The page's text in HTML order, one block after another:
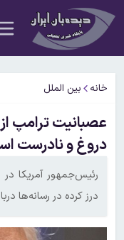
خانه بین الملل
عصبانیت ترامپ
دروغ و نادرست
رئیس‌جمهور آمریکا
درز کرده در رسانه‌ها